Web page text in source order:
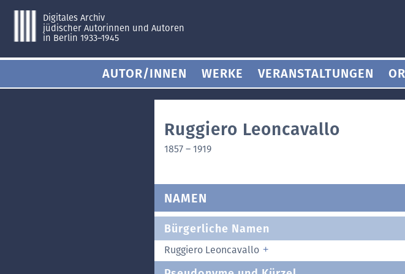
Digitales Archiv
jüdischer Autorinnen und Autoren
in Berlin 1933–1945
AUTOR/INNEN WERKE VERANSTALTUNGEN
Ruggiero Leoncavallo
1857 – 1919
NAMEN
Bürgerliche Namen
Ruggiero Leoncavallo